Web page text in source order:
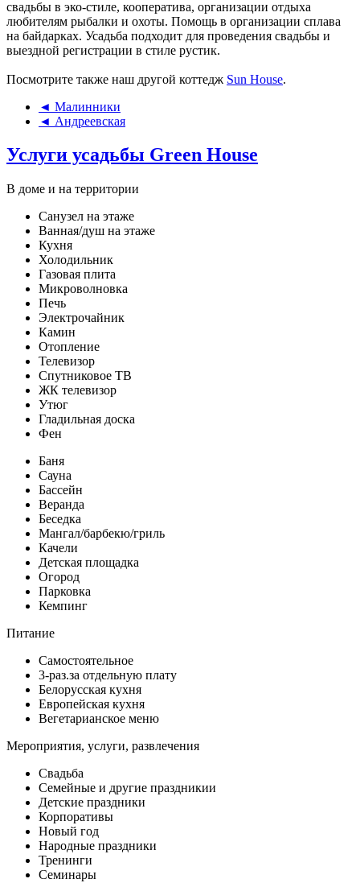
свадьбы в эко-стиле, кооператива, организации отдыха
любителям рыбалки и охоты. Помощь в организации сплава
на байдарках. Усадьба подходит для проведения свадьбы и
выездной регистрации в стиле рустик.
Посмотрите также наш другой коттедж Sun House.
◄ Малинники
◄ Андреевская
Услуги усадьбы Green House
В доме и на территории
Санузел на этаже
Ванная/душ на этаже
Кухня
Холодильник
Газовая плита
Микроволновка
Печь
Электрочайник
Камин
Отопление
Телевизор
Спутниковое ТВ
ЖК телевизор
Утюг
Гладильная доска
Фен
Баня
Сауна
Бассейн
Веранда
Беседка
Мангал/барбекю/гриль
Качели
Детская площадка
Огород
Парковка
Кемпинг
Питание
Самостоятельное
3-раз.за отдельную плату
Белорусская кухня
Европейская кухня
Вегетарианское меню
Мероприятия, услуги, развлечения
Свадьба
Семейные и другие праздникии
Детские праздники
Корпоративы
Новый год
Народные праздники
Тренинги
Семинары